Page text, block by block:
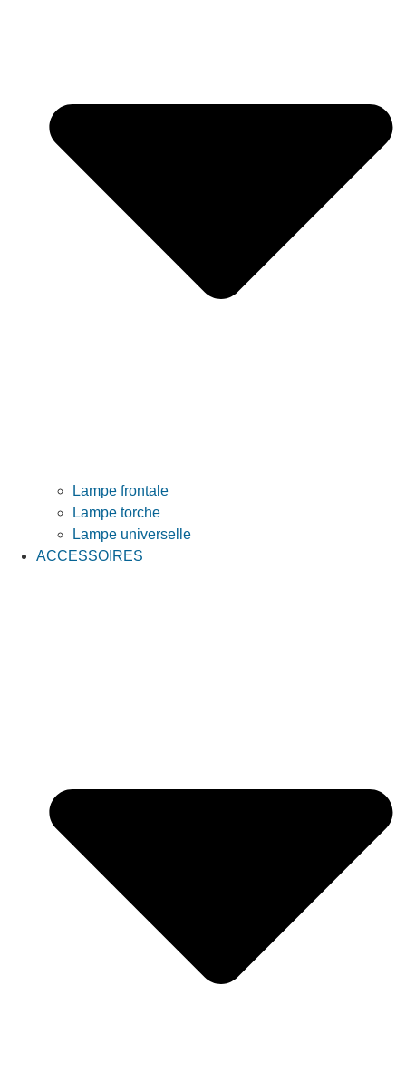
Lampe frontale
Lampe torche
Lampe universelle
ACCESSOIRES